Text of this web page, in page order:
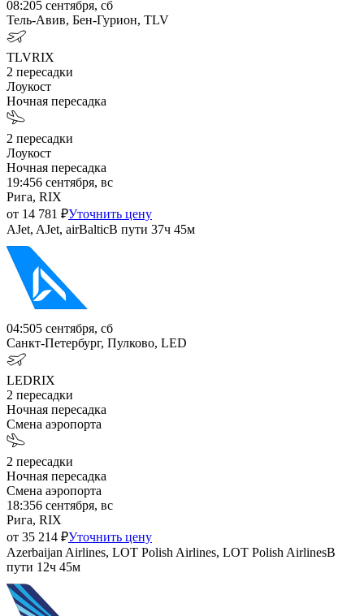
08:205 сентября, сб
Тель-Авив, Бен-Гурион, TLV
TLVRIX
2 пересадки
Лоукост
Ночная пересадка
2 пересадки
Лоукост
Ночная пересадка
19:456 сентября, вс
Рига, RIX
от 14 781 ₽Уточнить цену
AJet, AJet, airBalticВ пути 37ч 45м
04:505 сентября, сб
Санкт-Петербург, Пулково, LED
LEDRIX
2 пересадки
Ночная пересадка
Смена аэропорта
2 пересадки
Ночная пересадка
Смена аэропорта
18:356 сентября, вс
Рига, RIX
от 35 214 ₽Уточнить цену
Azerbaijan Airlines, LOT Polish Airlines, LOT Polish AirlinesВ
пути 12ч 45м